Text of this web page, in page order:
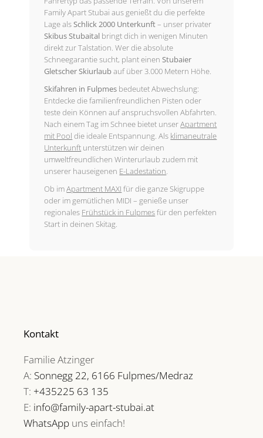
Family Apart Stubai aus genießt du die perfekte
Lage alsSchlick 2000 Unterkunft– unser privater
Skibus Stubaital bringt dich in wenigen Minuten
direkt zur Talstation. Wer die absolute
Schneegarantie sucht, plant einenStubaier
Gletscher Skiurlaubauf über 3.000 Metern Höhe.
Skifahren in Fulpmes bedeutet Abwechslung:
Entdecke die familienfreundlichen Pisten oder
teste dein Können auf anspruchsvollen Abfahrten.
Nach einem Tag im Schnee bietet unserApartment
mit Pool die ideale Entspannung. Als klimaneutrale
Unterkunft unterstützen wir deinen
umweltfreundlichen Winterurlaub zudem mit
unserer hauseigenen E-Ladestation.
Ob imApartment MAXI für die ganze Skigruppe
oder im gemütlichen MIDI – genieße unser
regionales Frühstück in Fulpmesfür den perfekten
Start in deinen Skitag.
Kontakt
Familie Atzinger
A: Sonnegg 22, 6166 Fulpmes/Medraz
T: +435225 63 135
E: info@family-apart-stubai.at
WhatsApp uns einfach!